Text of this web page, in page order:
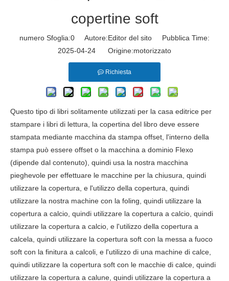
copertine soft
numero Sfoglia:0 Autore:Editor del sito Pubblica Time:
2025-04-24 Origine:motorizzato
Richiesta
Questo tipo di libri solitamente utilizzati per la casa editrice per
stampare i libri di lettura, la copertina del libro deve essere
stampata mediante macchina da stampa offset, l'interno della
stampa può essere offset o la macchina a dominio Flexo
(dipende dal contenuto), quindi usa la nostra macchina
pieghevole per effettuare le macchine per la chiusura, quindi
utilizzare la copertura, e l'utilizzo della copertura, quindi
utilizzare la nostra machine con la foling, quindi utilizzare la
copertura a calcio, quindi utilizzare la copertura a calcio, quindi
utilizzare la copertura a calcio, e l'utilizzo della copertura a
calcela, quindi utilizzare la copertura soft con la messa a fuoco
soft con la finitura a calcoli, e l'utilizzo di una machine di calce,
quindi utilizzare la copertura soft con le macchie di calce, quindi
utilizzare la copertura a calune, quindi utilizzare la copertura a